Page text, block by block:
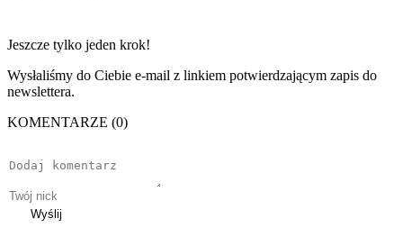
Jeszcze tylko jeden krok!
Wysłaliśmy do Ciebie e-mail z linkiem potwierdzającym zapis do
newslettera.
KOMENTARZE (0)
Wyślij